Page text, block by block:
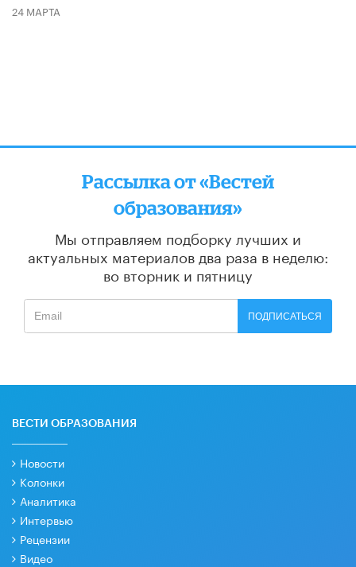
24 МАРТА
Рассылка от «Вестей
образования»
Мы отправляем подборку лучших и
актуальных материалов два раза в неделю:
во вторник и пятницу
ПОДПИСАТЬСЯ
ВЕСТИ ОБРАЗОВАНИЯ
Новости
Колонки
Аналитика
Интервью
Рецензии
Видео